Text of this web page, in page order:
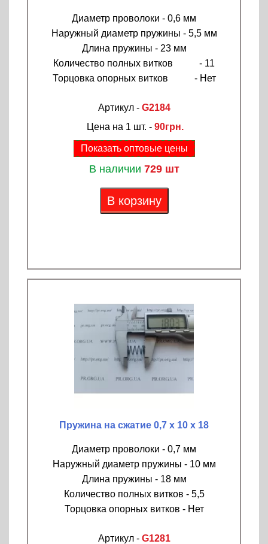
Диаметр проволоки - 0,6 мм
Наружный диаметр пружины - 5,5 мм
Длина пружины - 23 мм
Количество полных витков - 11
Торцовка опорных витков - Нет
Артикул - G2184
Цена на 1 шт. - 90грн.
Показать оптовые цены
В наличии 729 шт
В корзину
Пружина на сжатие 0,7 х 10 х 18
Диаметр проволоки - 0,7 мм
Наружный диаметр пружины - 10 мм
Длина пружины - 18 мм
Количество полных витков - 5,5
Торцовка опорных витков - Нет
Артикул - G1281